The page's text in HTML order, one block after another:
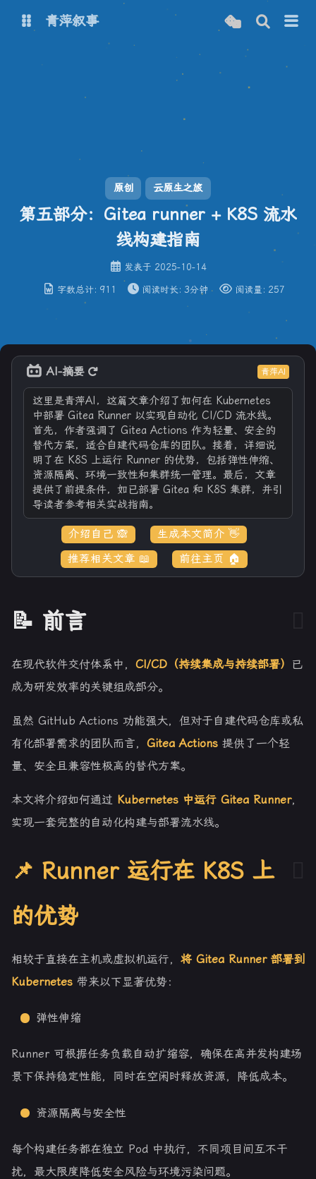
青萍叙事
原创 云原生之旅
第五部分：Gitea runner + K8S 流水
线构建指南
发表于 2025-10-14
字数总计: 911 阅读时长: 3分钟 阅读量: 257
AI-摘要 青萍AI
这里是青萍AI，这篇文章介绍了如何在 Kubernetes
中部署 Gitea Runner 以实现自动化 CI/CD 流水线。
首先，作者强调了 Gitea Actions 作为轻量、安全的
替代方案，适合自建代码仓库的团队。接着，详细说
明了在 K8S 上运行 Runner 的优势，包括弹性伸缩、
资源隔离、环境一致性和集群统一管理。最后，文章
提供了前提条件，如已部署 Gitea 和 K8S 集群，并引
导读者参考相关实战指南。
介绍自己 🙈
生成本文简介 👋
推荐相关文章 📖
前往主页 🏠
📝 前言
在现代软件交付体系中， CI/CD（持续集成与持续部署）
已
成为研发效率的关键组成部分。
虽然 GitHub Actions 功能强大，但对于自建代码仓库或私
有化部署需求的团队而言， Gitea Actions 提供了一个轻
量、安全且兼容性极高的替代方案。
本文将介绍如何通过 Kubernetes 中运行 Gitea Runner，
实现一套完整的自动化构建与部署流水线。
📌 Runner 运行在 K8S 上
的优势
相较于直接在主机或虚拟机运行， 将 Gitea Runner 部署到
Kubernetes 带来以下显著优势：
弹性伸缩
Runner 可根据任务负载自动扩缩容，确保在高并发构建场
景下保持稳定性能，同时在空闲时释放资源，降低成本。
资源隔离与安全性
每个构建任务都在独立 Pod 中执行，不同项目间互不干
扰，最大限度降低安全风险与环境污染问题。